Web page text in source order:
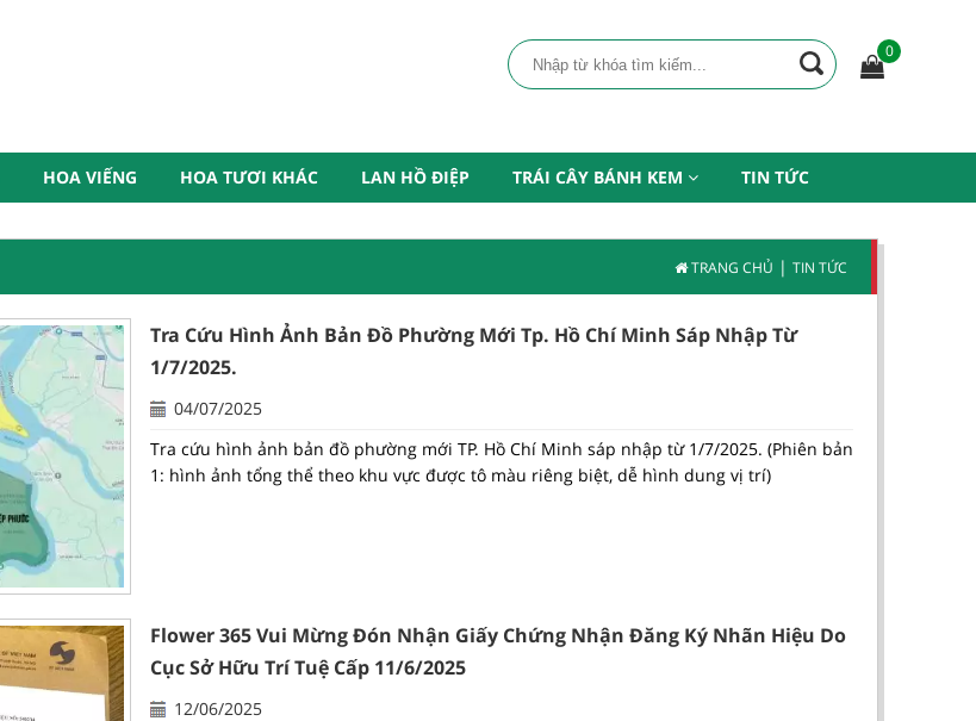
0
HOA VIẾNG HOA TƯƠI KHÁC LAN HỒ ĐIỆP TRÁI CÂY BÁNH KEM TIN TỨC
TRANG CHỦ | TIN TỨC
Tra Cứu Hình Ảnh Bản Đồ Phường Mới Tp. Hồ Chí Minh Sáp Nhập Từ
1/7/2025.
04/07/2025
Tra cứu hình ảnh bản đồ phường mới TP. Hồ Chí Minh sáp nhập từ 1/7/2025. (Phiên bản
1: hình ảnh tổng thể theo khu vực được tô màu riêng biệt, dễ hình dung vị trí)
Flower 365 Vui Mừng Đón Nhận Giấy Chứng Nhận Đăng Ký Nhãn Hiệu Do
Cục Sở Hữu Trí Tuệ Cấp 11/6/2025
12/06/2025